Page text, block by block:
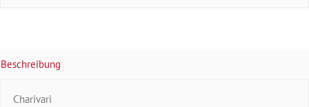
Beschreibung
Charivari